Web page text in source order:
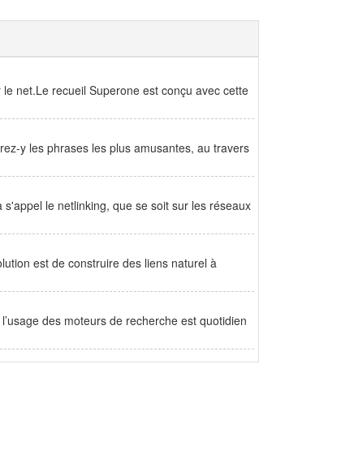
net.Le recueil Superone est conçu avec cette
y les phrases les plus amusantes, au travers
le netlinking, que se soit sur les réseaux
est de construire des liens naturel à
des moteurs de recherche est quotidien